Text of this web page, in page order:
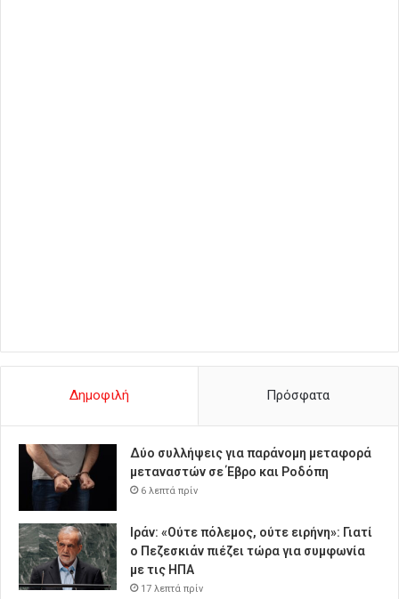
Δημοφιλή Πρόσφατα
Δύο συλλήψεις για παράνομη μεταφορά
μεταναστών σε Έβρο και Ροδόπη
6 λεπτά πρίν
Ιράν: «Ούτε πόλεμος, ούτε ειρήνη»: Γιατί
ο Πεζεσκιάν πιέζει τώρα για συμφωνία
με τις ΗΠΑ
17 λεπτά πρίν